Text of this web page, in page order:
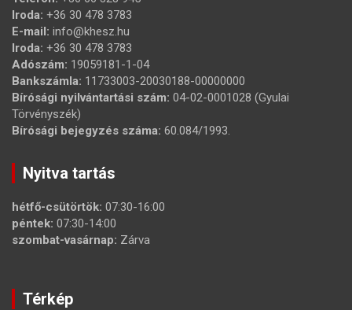
Iroda: +36 30 478 3783
E-mail: info@khesz.hu
Iroda: +36 30 478 3783
Adószám: 19059181-1-04
Bankszámla: 11733003-20030188-00000000
Bírósági nyilvántartási szám: 04-02-0001028 (Gyulai
Törvényszék)
Bírósági bejegyzés száma: 60.084/1993.
Nyitva tartás
hétfő-csütörtök: 07:30-16:00
péntek: 07:30-14:00
szombat-vasárnap: Zárva
Térkép